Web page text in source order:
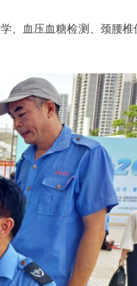
、血压血糖检测、颈腰